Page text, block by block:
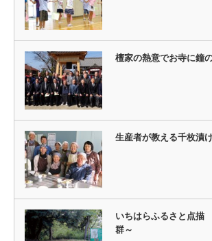
檀家の熱意でお寺に鐘
生産者が教える千枚漬
いちはらふるさと点描
群～